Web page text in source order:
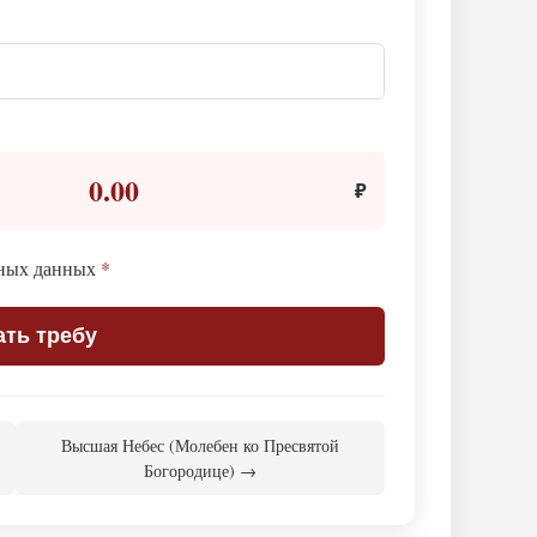
0.00 ₽
данных *
требу
Высшая Небес (Молебен ко Пресвятой
Богородице) →